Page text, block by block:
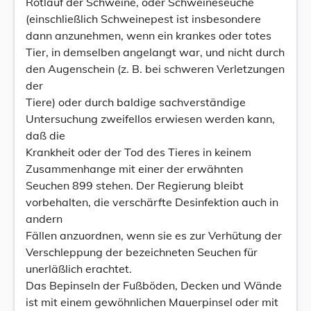
(einschließlich Schweinepest ist insbesondere
dann anzunehmen, wenn ein krankes oder totes
Tier, in demselben angelangt war, und nicht durch
den Augenschein (z. B. bei schweren Verletzungen
der
Tiere) oder durch baldige sachverständige
Untersuchung zweifellos erwiesen werden kann,
daß die
Krankheit oder der Tod des Tieres in keinem
Zusammenhange mit einer der erwähnten
Seuchen 899 stehen. Der Regierung bleibt
vorbehalten, die verschärfte Desinfektion auch in
andern
Fällen anzuordnen, wenn sie es zur Verhütung der
Verschleppung der bezeichneten Seuchen für
unerläßlich erachtet.
Das Bepinseln der Fußböden, Decken und Wände
ist mit einem gewöhnlichen Mauerpinsel oder mit